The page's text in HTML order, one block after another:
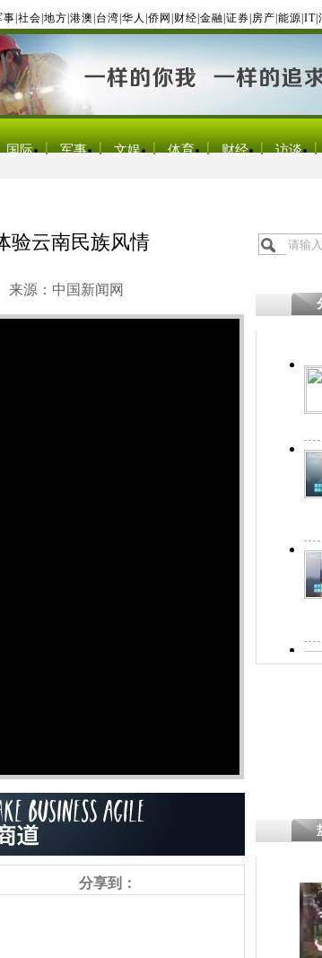
事 社会 地方 港澳 台湾 华人 侨网 财经 金融 证券 房产 能源 IT|
国际 军事 文娱 体育 财经 访谈
验云南民族风情
来源：中国新闻网
分享到：